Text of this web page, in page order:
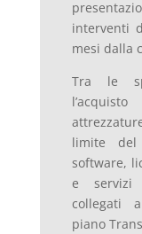
interventi
mesi dalla
Tra le
limite del
software,
e servizi
collegati
piano